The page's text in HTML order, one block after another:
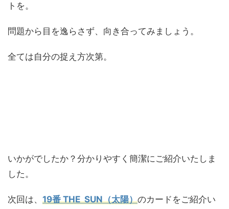
トを。
問題から目を逸らさず、向き合ってみましょう。
全ては自分の捉え方次第。
いかがでしたか？分かりやすく簡潔にご紹介いたしま
した。
次回は、 19番 THE SUN（太陽）のカード をご紹介い